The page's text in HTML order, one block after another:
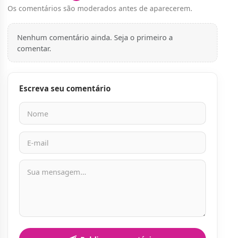
Os comentários são moderados antes de aparecerem.
Nenhum comentário ainda. Seja o primeiro a
comentar.
Escreva seu comentário
Nome
E-mail
Mensagem